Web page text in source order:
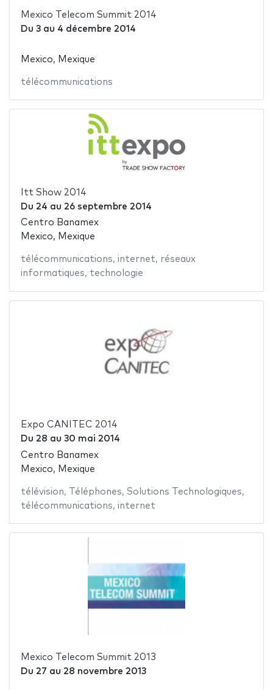
Mexico Telecom Summit 2014
Du 3au 4 décembre 2014
Mexico, Mexique
télécommunications
Itt Show 2014
Du 24 au 26 septembre 2014
Centro Banamex
Mexico, Mexique
télécommunications, internet, réseaux
informatiques, technologie
Expo CANITEC 2014
Du 28 au 30 mai 2014
Centro Banamex
Mexico, Mexique
télévision, Téléphones, Solutions Technologiques,
télécommunications, internet
Mexico Telecom Summit 2013
Du 27 au 28 novembre 2013